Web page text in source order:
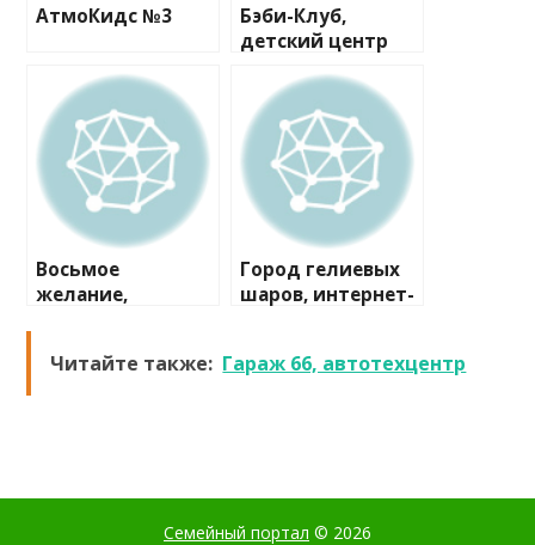
АтмоКидс №3
Бэби-Клуб,
детский центр
Восьмое
желание,
Город гелиевых
шаров, интернет-
Читайте также: Гараж 66, автотехцентр
Семейный портал © 2026